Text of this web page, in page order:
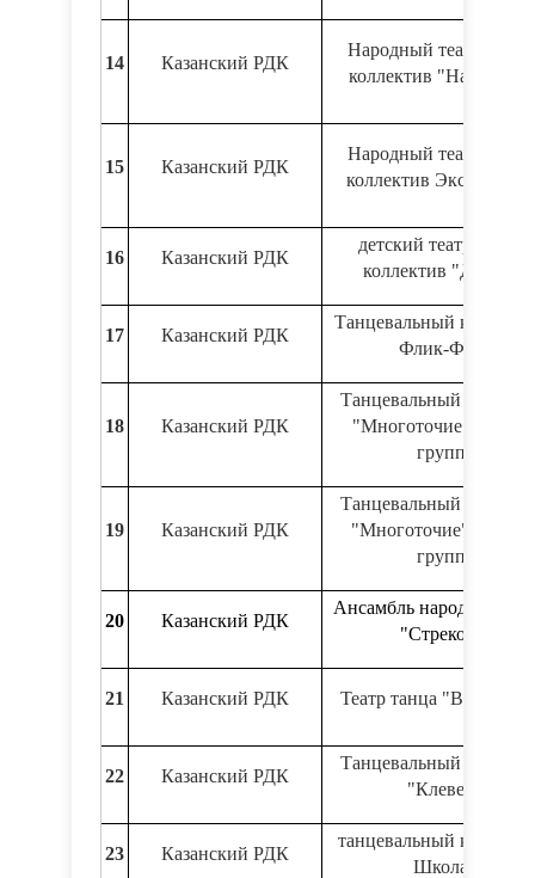
14 Казанский РДК
Народный
коллектив "Наш
15 Казанский РДК
Народный
коллектив
16 Казанский РДК
детский театральный
коллектив "Диалог"
17 Казанский РДК
Танцевальный
Флик-Фляк
18 Казанский РДК
Танцевальный
"Многоточие"
группа
19 Казанский РДК
Танцевальный
"Многоточие"
группа
20 Казанский РДК
Ансамбль народного
"Стрекоза"
21 Казанский РДК Театр танца "Ваш
22 Казанский РДК
Танцевальный
"Клевер"
23 Казанский РДК
танцевальный
Школа"